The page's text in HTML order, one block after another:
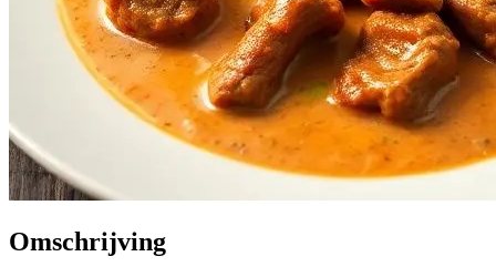
Omschrijving